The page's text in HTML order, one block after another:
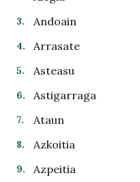
Andoain
Arrasate
Asteasu
Astigarraga
Ataun
Azkoitia
Azpeitia